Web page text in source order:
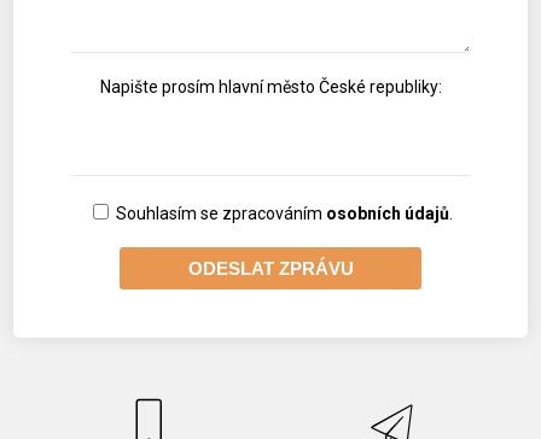
Napište prosím hlavní město České republiky:
Souhlasím se zpracováním osobních údajů